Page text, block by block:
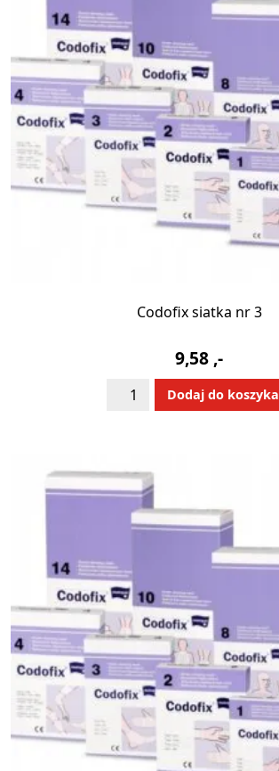
Codofix siatka nr 3
9,58 ,-
ilość
Codofix
3
Dodaj do koszyka
Alternative: